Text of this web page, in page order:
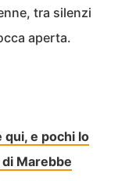
tra silenzi
aperta.
e pochi lo
Marebbe